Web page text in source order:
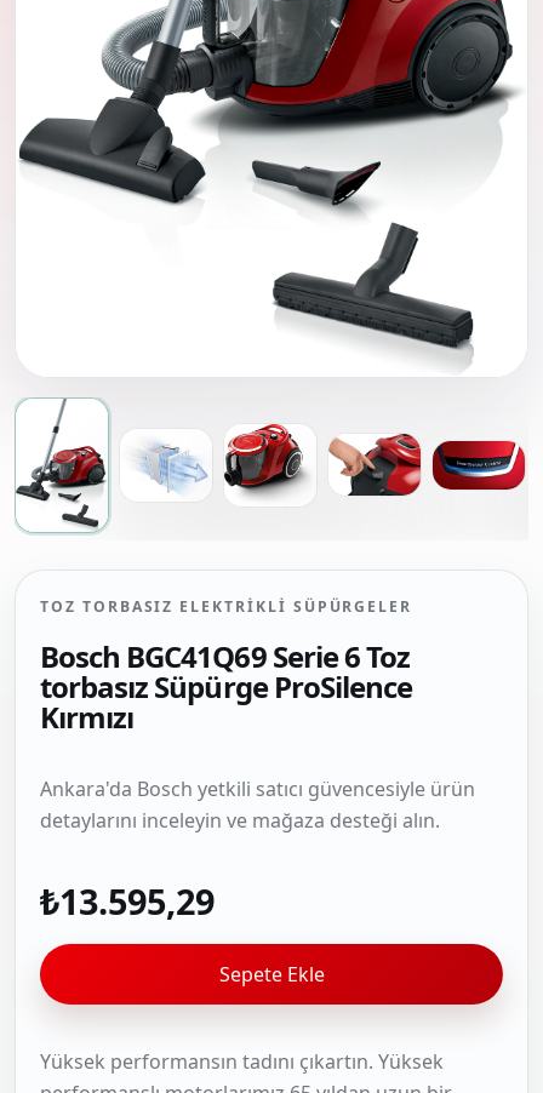
TOZ TORBASIZ ELEKTRIKLI SÜPÜRGELER
Bosch BGC41Q69 Serie 6 Toz
torbasız Süpürge ProSilence
Kırmızı
Ankara'da Bosch yetkili satıcı güvencesiyle ürün
detaylarını inceleyin ve mağaza desteği alın.
₺13.595,29
Sepete Ekle
Yüksek performansın tadını çıkartın. Yüksek